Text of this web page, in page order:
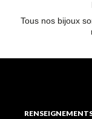
Tous nos bijoux